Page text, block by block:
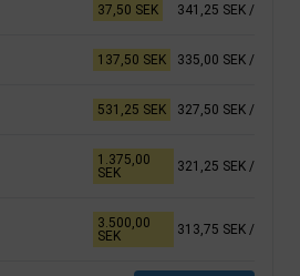
37,50 SEK 341,25 SEK /
137,50 SEK 335,00 SEK /
531,25 SEK 327,50 SEK /
1.375,00
SEK
321,25 SEK /
3.500,00
SEK
313,75 SEK /